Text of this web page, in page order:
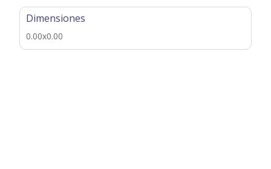
Dimensiones
0.00x0.00